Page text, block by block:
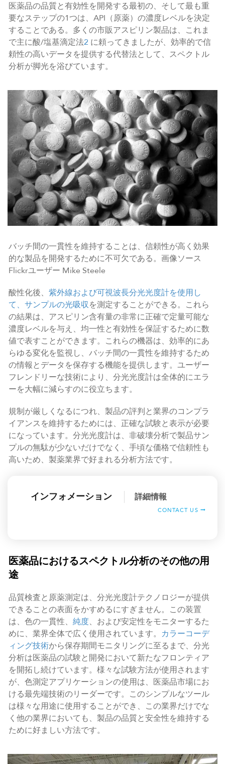
医薬品の品質と有効性を開発する最初の、そして最も重
要なステップの1つは、API（原薬）の濃度レベルを決定
することである。多くの市販アスピリン製品は、これま
で主に酸/塩基滴定法2 に頼ってきましたが、効率的で信
頼性の高いデータを提供する代替法として、スペクトル
分析が脚光を浴びています。
バッチ間の一貫性を維持することは、信頼性が高く効果
的な製品を開発するために不可欠である。画像ソース
Flickrユーザー Mike Steele
酸性化後、 紫外線および可視波長分光光度計を使用し
て、サンプルの光吸収を測定することができる。これら
の結果は、アスピリン含有量の非常に正確で定量可能な
濃度レベルを与え、均一性と有効性を保証するために数
値で表すことができます。これらの機器は、効率的にあ
らゆる変化を監視し、バッチ間の一貫性を維持するため
の情報とデータを保存する機能を提供します。ユーザー
フレンドリーな技術により、分光光度計は全体的にエラ
ーを大幅に減らすのに役立ちます。
規制が厳しくなるにつれ、製品の評判と業界のコンプラ
イアンスを維持するためには、正確な試験と表示が必要
になっています。分光光度計は、非破壊分析で製品サン
プルの無駄が少ないだけでなく、手頃な価格で信頼性も
高いため、製薬業界で好まれる分析方法です。
インフォメーション 詳細情報
CONTACT US
医薬品におけるスペクトル分析のその他の用
途
品質検査と原薬測定は、分光光度計テクノロジーが提供
できることの表面をかすめるにすぎません。この装置
は、色の一貫性、 純度、および安定性をモニターするた
めに、業界全体で広く使用されています。 カラーコーデ
ィング技術から保存期間モニタリングに至るまで、分光
分析は医薬品の試験と開発において新たなフロンティア
を開拓し続けています。様々な試験方法が使用されます
が、色測定アプリケーションの使用は、医薬品市場にお
ける最先端技術のリーダーです。このシンプルなツール
は様々な用途に使用することができ、この業界だけでな
く他の業界においても、製品の品質と安全性を維持する
ために好ましい方法です。